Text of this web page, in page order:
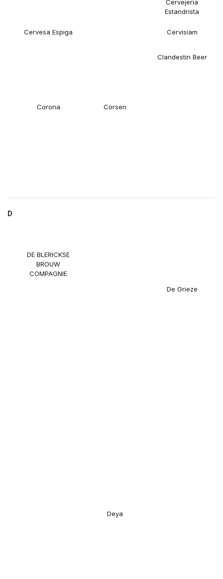
Cervejeria
Estandrista
Cervesa Espiga Cervisiam
Clandestin Beer
Corona Corsen
D
DE BLERICKSE
BROUW
COMPAGNIE
De Grieze
Deya